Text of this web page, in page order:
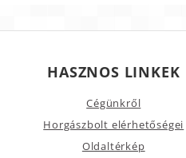
HASZNOS LINKEK
Cégünkről
Horgászbolt elérhetőségei
Oldaltérkép